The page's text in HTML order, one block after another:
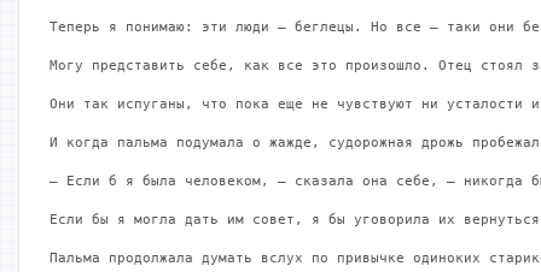
Теперь я понимаю: эти люди – беглецы. Но все – таки они
Могу представить себе, как все это произошло. Отец
Они так испуганы, что пока еще не чувствуют ни
И когда пальма подумала о жажде, судорожная дрожь
— Если б я была человеком, – сказала она себе, – никогда
Если бы я могла дать им совет, я бы уговорила их
Пальма продолжала думать вслух по привычке одиноких